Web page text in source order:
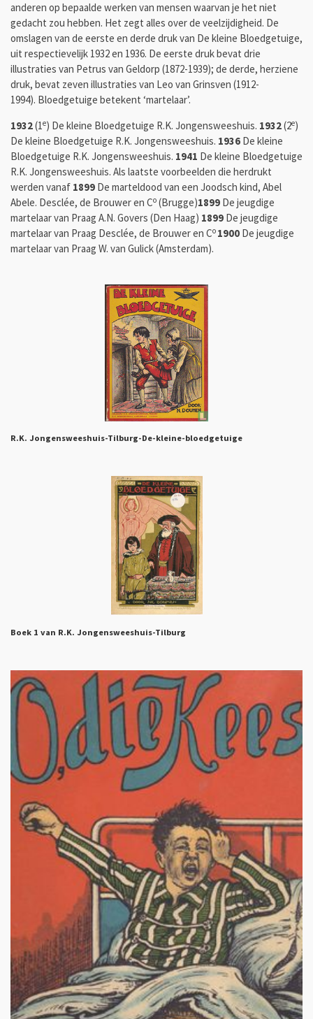
anderen op bepaalde werken van mensen waarvan je het niet
gedacht zou hebben. Het zegt alles over de veelzijdigheid. De
omslagen van de eerste en derde druk van De kleine Bloedgetuige,
uit respectievelijk 1932 en 1936. De eerste druk bevat drie
illustraties van Petrus van Geldorp (1872-1939); de derde, herziene
druk, bevat zeven illustraties van Leo van Grinsven (1912-
1994). Bloedgetuige betekent ‘martelaar’.
1932(1e) De kleine Bloedgetuige R.K. Jongensweeshuis. 1932(2e)
De kleine Bloedgetuige R.K. Jongensweeshuis. 1936 De kleine
Bloedgetuige R.K. Jongensweeshuis. 1941 De kleine Bloedgetuige
R.K. Jongensweeshuis. Als laatste voorbeelden die herdrukt
werden vanaf 1899 De marteldood van een Joodsch kind, Abel
Abele. Desclée, de Brouwer en Co (Brugge)1899 De jeugdige
martelaar van Praag A.N. Govers (Den Haag) 1899 De jeugdige
martelaar van Praag Desclée, de Brouwer en Co 1900 De jeugdige
martelaar van Praag W. van Gulick (Amsterdam).
R.K. Jongensweeshuis-Tilburg-De-kleine-bloedgetuige
Boek 1 van R.K. Jongensweeshuis-Tilburg